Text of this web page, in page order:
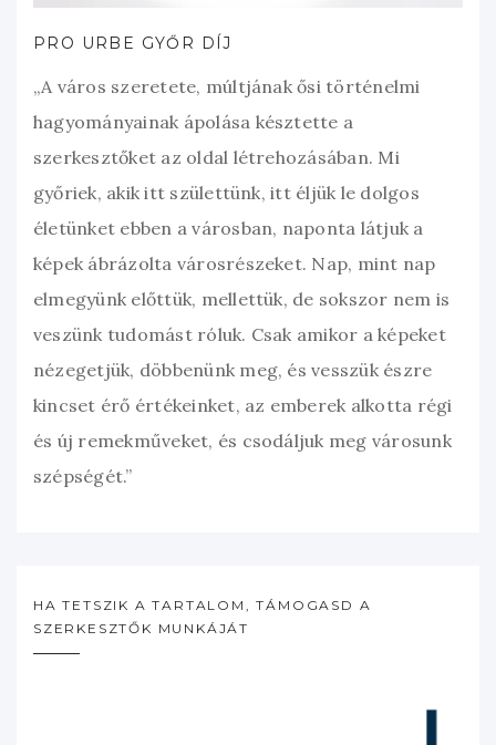
PRO URBE GYŐR DÍJ
„A város szeretete, múltjának ősi történelmi
hagyományainak ápolása késztette a
szerkesztőket az oldal létrehozásában. Mi
győriek, akik itt születtünk, itt éljük le dolgos
életünket ebben a városban, naponta látjuk a
képek ábrázolta városrészeket. Nap, mint nap
elmegyünk előttük, mellettük, de sokszor nem is
veszünk tudomást róluk. Csak amikor a képeket
nézegetjük, döbbenünk meg, és vesszük észre
kincset érő értékeinket, az emberek alkotta régi
és új remekműveket, és csodáljuk meg városunk
szépségét.”
HA TETSZIK A TARTALOM, TÁMOGASD A
SZERKESZTŐK MUNKÁJÁT